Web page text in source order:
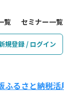
覧 セミナー一覧
規登録 / ログイン
ふるさと納税活